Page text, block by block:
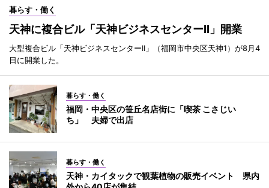
暮らす・働く
天神に複合ビル「天神ビジネスセンターII」開業
大型複合ビル「天神ビジネスセンターII」（福岡市中央区天神1）が8月4
日に開業した。
暮らす・働く
福岡・中央区の笹丘名店街に「喫茶 こさじい
ち」 夫婦で出店
暮らす・働く
天神・カイタックで観葉植物の販売イベント 県内